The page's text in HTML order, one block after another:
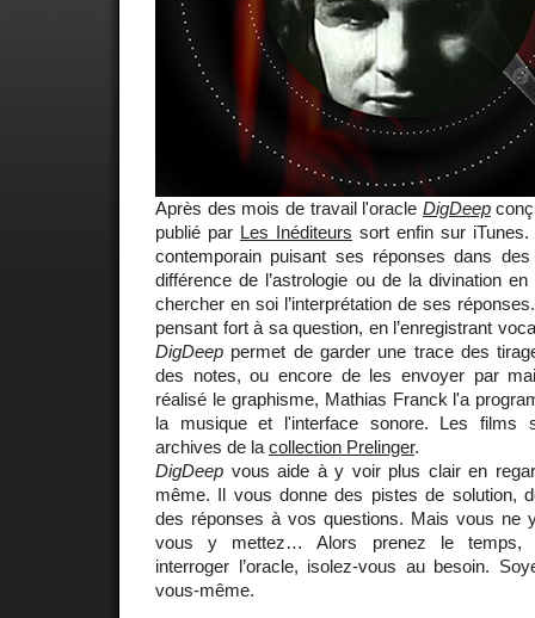
Après des mois de travail l'oracle DigDeep
publié par Les Inéditeurs sort enfin sur iTunes.
contemporain puisant ses réponses dans
différence de l’astrologie ou de la divination
chercher en soi l’interprétation de ses
pensant fort à sa question, en l’enregistrant
DigDeep permet de garder une trace des
des notes, ou encore de les envoyer par
réalisé le graphisme, Mathias Franck l'a
la musique et l'interface sonore. Les films
archives de la collection Prelinger.
DigDeep vous aide à y voir plus clair en
même. Il vous donne des pistes de solution,
des réponses à vos questions. Mais vous ne
vous y mettez… Alors prenez le temps,
interroger l’oracle, isolez-vous au besoin.
vous-même.